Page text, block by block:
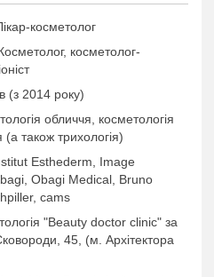
косметолог
косметолог-
(з 2014 року)
обличчя, косметологія
(а також трихологія)
Esthederm, Image
Obagi Medical, Bruno
cams
"Beauty doctor clinic" за
45, (м. Архітектора